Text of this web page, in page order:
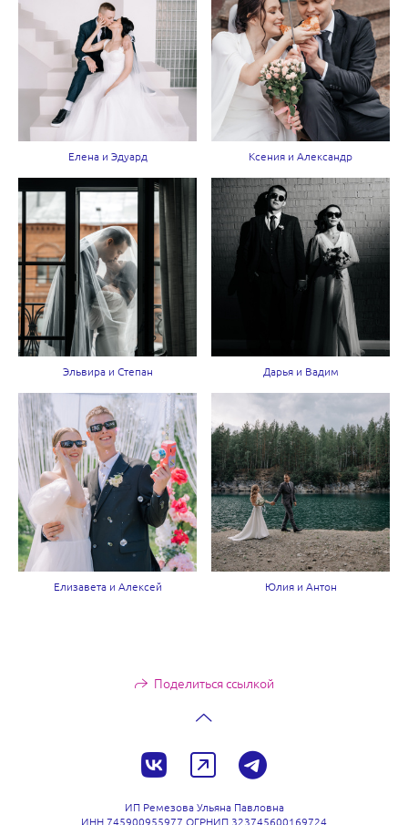
Елена и Эдуард Ксения и Александр
Эльвира и Степан Дарья и Вадим
Елизавета и Алексей Юлия и Антон
Поделиться ссылкой
ИП Ремезова Ульяна Павловна
ИНН 745900955977 ОГРНИП 323745600169724